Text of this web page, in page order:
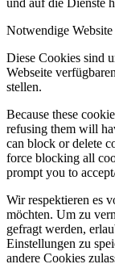
und auf die Dienste
Notwendige
Diese Cookies sind
Webseite
stellen.
Because these
refusing them will
can block or delete
force blocking all
prompt you to
Wir respektieren es
möchten. Um zu
gefragt werden,
Einstellungen zu
andere Cookies